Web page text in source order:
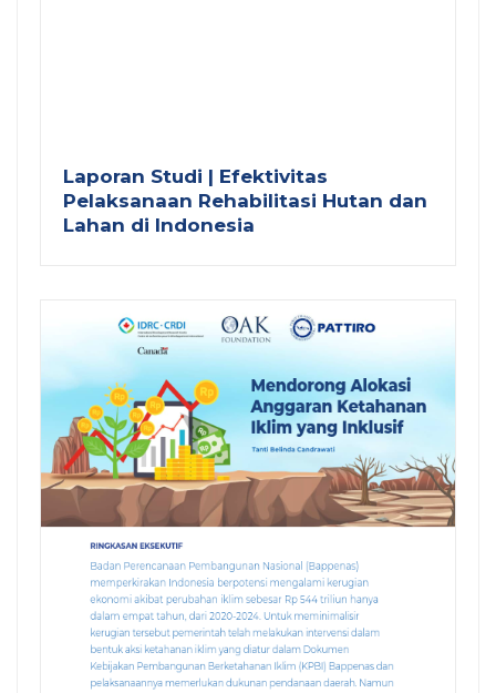
Laporan Studi | Efektivitas
Pelaksanaan Rehabilitasi Hutan dan
Lahan di Indonesia